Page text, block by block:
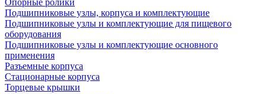
Опорные ролики
Подшипниковые узлы, корпуса и комплектующие
Подшипниковые узлы и комплектующие для пищевого
оборудования
Подшипниковые узлы и комплектующие основного
применения
Разъемные корпуса
Стационарные корпуса
Торцевые крышки